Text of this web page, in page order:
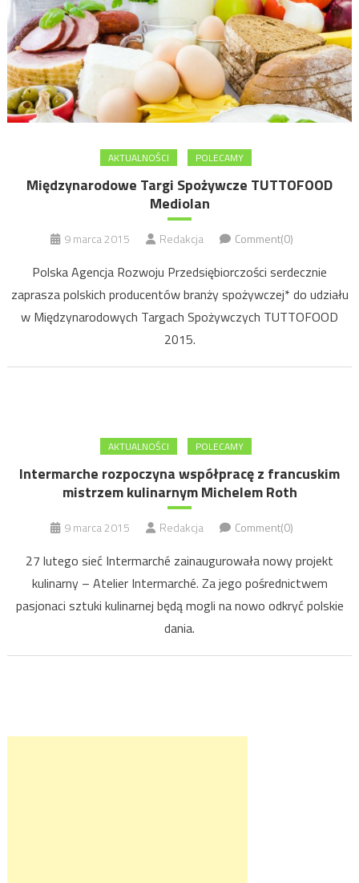
AKTUALNOŚCI POLECAMY
Międzynarodowe Targi Spożywcze TUTTOFOOD
Mediolan
9 marca 2015 Redakcja Comment(0)
Polska Agencja Rozwoju Przedsiębiorczości serdecznie
zaprasza polskich producentów branży spożywczej* do udziału
w Międzynarodowych Targach Spożywczych TUTTOFOOD
2015.
AKTUALNOŚCI POLECAMY
Intermarche rozpoczyna współpracę z francuskim
mistrzem kulinarnym Michelem Roth
9 marca 2015 Redakcja Comment(0)
27 lutego sieć Intermarché zainaugurowała nowy projekt
kulinarny – Atelier Intermarché. Za jego pośrednictwem
pasjonaci sztuki kulinarnej będą mogli na nowo odkryć polskie
dania.